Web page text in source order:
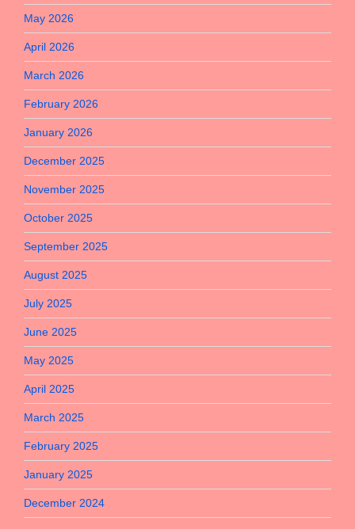
May 2026
April 2026
March 2026
February 2026
January 2026
December 2025
November 2025
October 2025
September 2025
August 2025
July 2025
June 2025
May 2025
April 2025
March 2025
February 2025
January 2025
December 2024